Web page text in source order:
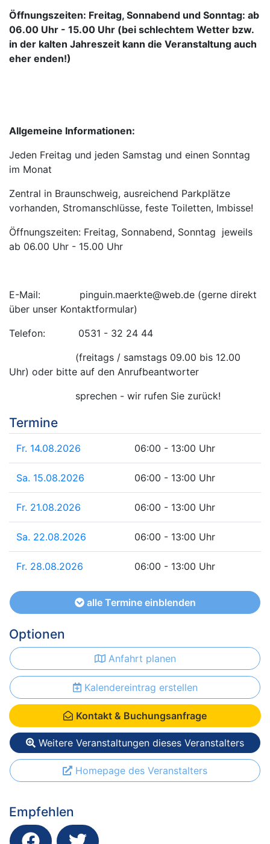
Öffnungszeiten: Freitag, Sonnabend und Sonntag: ab
06.00 Uhr - 15.00 Uhr (bei schlechtem Wetter bzw.
in der kalten Jahreszeit kann die Veranstaltung auch
eher enden!)
Allgemeine Informationen:
Jeden Freitag und jeden Samstag und einen Sonntag
im Monat
Zentral in Braunschweig, ausreichend Parkplätze
vorhanden, Stromanschlüsse, feste Toiletten, Imbisse!
Öffnungszeiten: Freitag, Sonnabend, Sonntag jeweils
ab 06.00 Uhr - 15.00 Uhr
E-Mail: pinguin.maerkte@web.de (gerne direkt
über unser Kontaktformular)
Telefon: 0531 - 32 24 44
(freitags / samstags 09.00 bis 12.00
Uhr) oder bitte auf den Anrufbeantworter
sprechen - wir rufen Sie zurück!
Termine
Fr. 14.08.2026 06:00 - 13:00 Uhr
Sa. 15.08.2026 06:00 - 13:00 Uhr
Fr. 21.08.2026 06:00 - 13:00 Uhr
Sa. 22.08.2026 06:00 - 13:00 Uhr
Fr. 28.08.2026 06:00 - 13:00 Uhr
alle Termine einblenden
Optionen
Anfahrt planen
Kalendereintrag erstellen
Kontakt & Buchungsanfrage
Weitere Veranstaltungen dieses Veranstalters
Homepage des Veranstalters
Empfehlen